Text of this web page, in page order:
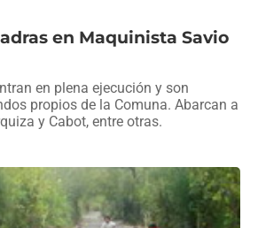
en Maquinista Savio
en plena ejecución y son
propios de la Comuna. Abarcan a
y Cabot, entre otras.